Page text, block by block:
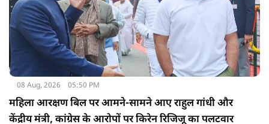
08 Aug, 2026 05:50 PM
महिला आरक्षण बिल पर आमने-सामने आए राहुल गांधी और
केंद्रीय मंत्री, कांग्रेस के आरोपों पर किरेन रिजिजू का पलटवार